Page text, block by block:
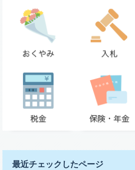
最近チェックしたページ